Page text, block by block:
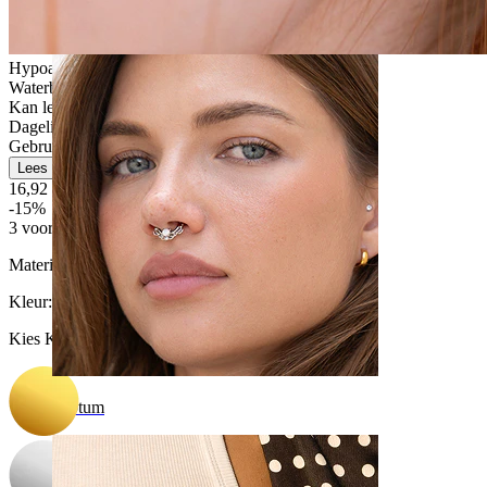
Septum
Hypoallergeen
Waterbestendig
Kan levenslang meegaan
Dagelijks gebruik
Gebruikersvriendelijk
Lees meer
16,92 €19,90 €
-15%
3 voor 2
Materiaal:Titanium
Kleur:
Kies Kleur